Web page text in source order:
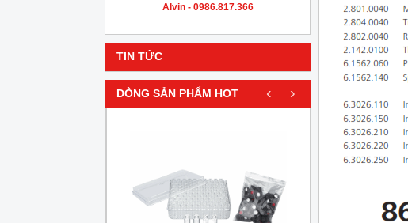
Alvin - 0986.817.366
TIN TỨC
DÒNG SẢN PHẨM HOT ‹ ›